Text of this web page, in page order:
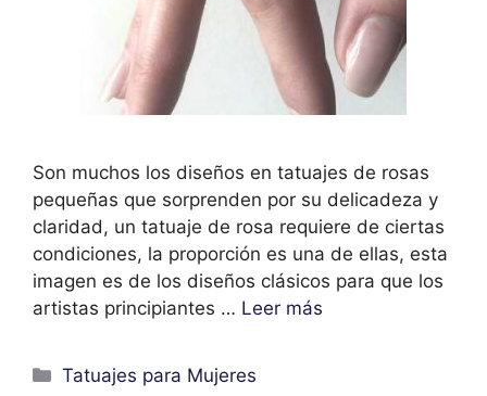
Son muchos los diseños en tatuajes de rosas
pequeñas que sorprenden por su delicadeza y
claridad, un tatuaje de rosa requiere de ciertas
condiciones, la proporción es una de ellas, esta
imagen es de los diseños clásicos para que los
artistas principiantes … Leer más
Categorías
Tatuajes para Mujeres